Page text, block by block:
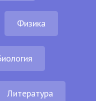
Физика
Литература